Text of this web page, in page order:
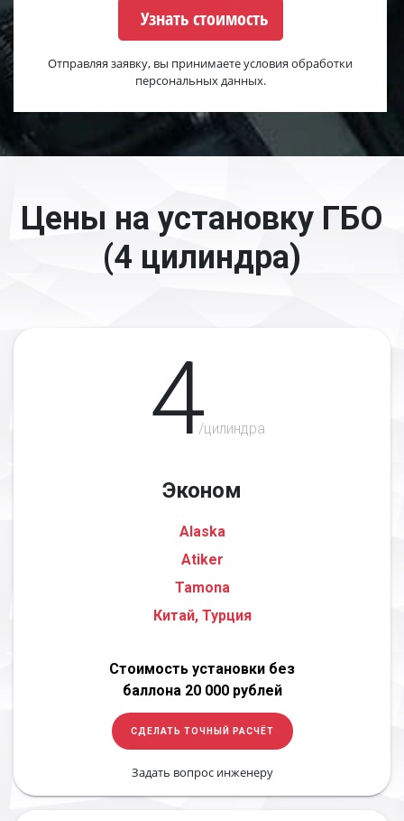
Узнать стоимость
Отправляя заявку, вы принимаете условия обработки
персональных данных.
Цены на установку ГБО
(4 цилиндра)
4/цилиндра
Эконом
Alaska
Atiker
Tamona
Китай, Турция
Стоимость установки без
баллона 20 000 рублей
СДЕЛАТЬ ТОЧНЫЙ РАСЧЁТ
Задать вопрос инженеру